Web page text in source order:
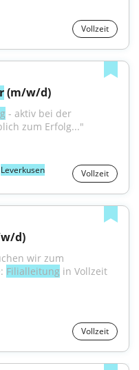
Vollzeit
(m/w/d)
- aktiv bei der
zum Erfolg..."
Leverkusen Vollzeit
d)
wir zum
Filialleitung in Vollzeit
Vollzeit